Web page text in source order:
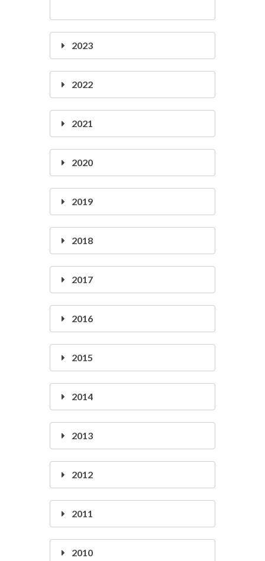
2023
2022
2021
2020
2019
2018
2017
2016
2015
2014
2013
2012
2011
2010